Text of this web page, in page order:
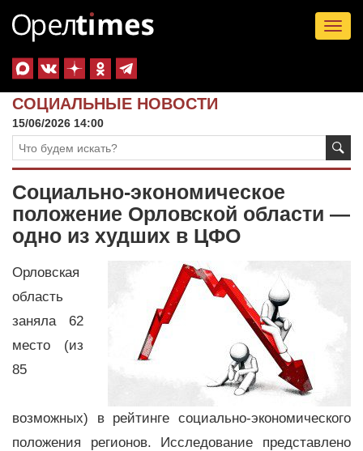
СОЦИАЛЬНЫЕ НОВОСТИ
15/06/2026 14:00
Социально-экономическое
положение Орловской области —
одно из худших в ЦФО
Орловская
область
заняла 62
место (из
85
возможных) в рейтинге социально-экономического
положения регионов. Исследование представлено